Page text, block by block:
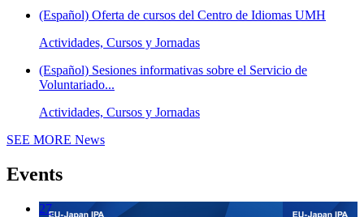
(Español) Oferta de cursos del Centro de Idiomas UMH
Actividades, Cursos y Jornadas
(Español) Sesiones informativas sobre el Servicio de
Voluntariado...
Actividades, Cursos y Jornadas
SEE MORE News
Events
27